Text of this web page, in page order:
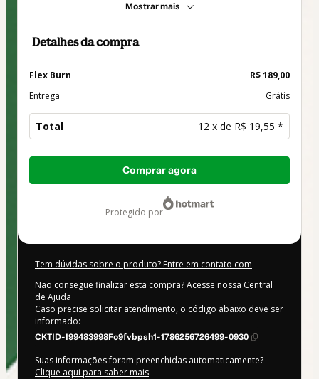
Mostrar mais
Detalhes da compra
Flex Burn
R$ 189,00
Entrega
Grátis
Total 12 x de R$ 19,55 *
Total
Comprar agora
protegido por
Tem dúvidas sobre o produto? Entre em contato com
Não consegue finalizar esta compra? Acesse nossa Central
de Ajuda
Caso precise solicitar atendimento, o código abaixo deve ser
informado:
CKTID-I99483998Fo9fvbpsh1-1786256726499-0930
Suas informações foram preenchidas automaticamente?
Clique aqui para saber mais.